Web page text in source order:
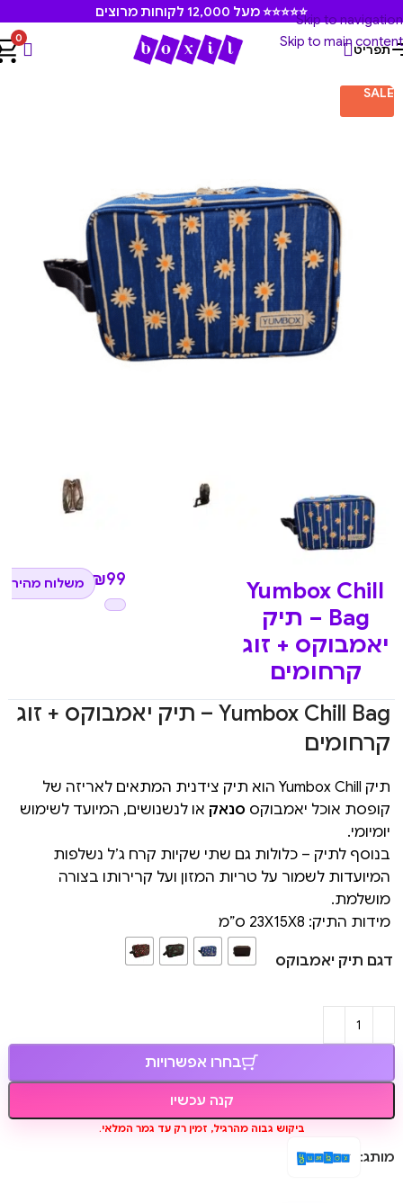
Skip to navigation
Skip to main content
⭐⭐⭐⭐⭐ מעל 12,000 לקוחות מרוצים
תפריט
0
עמוד הבית תיקים ותיקי אוכל/תיקי יאמבוקס
SALE
Yumbox Chill
Bag – תיק
יאמבוקס + זוג
קרחומים
₪99 משלוח מהיר
Yumbox Chill Bag – תיק יאמבוקס + זוג
קרחומים
תיק Yumbox Chill הוא תיק צידנית המתאים לאריזה של
קופסת אוכל יאמבוקס סנאק או לנשנושים, המיועד לשימוש
יומיומי.
בנוסף לתיק – כלולות גם שתי שקיות קרח ג’ל נשלפות
המיועדות לשמור על טריות המזון ועל קרירותו בצורה
מושלמת.
מידות התיק: 23X15X8 ס”מ
דגם תיק יאמבוקס
בחרו אפשרויות
קנה עכשיו
ביקוש גבוה מהרגיל, זמין רק עד גמר המלאי.
מותג: